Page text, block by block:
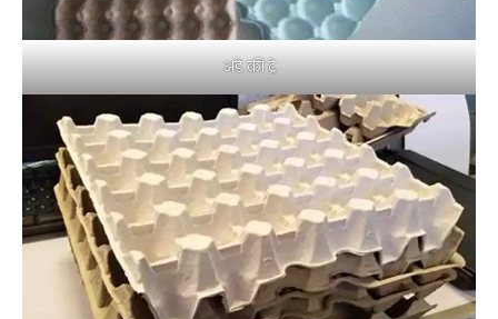
अंडे की ट्रे